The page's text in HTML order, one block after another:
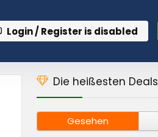
Login / Register is disabled
Die heißesten Deals
Gesehen